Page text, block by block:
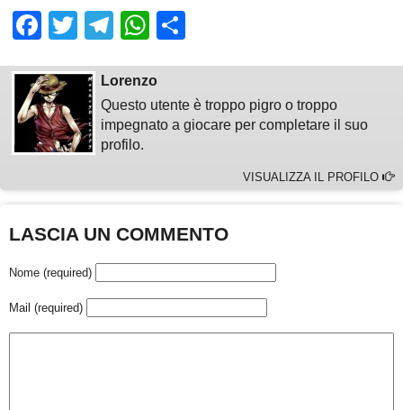
Facebook
TwitterTelegram
WhatsApp
Lorenzo
Questo utente è troppo pigro o troppo
impegnato a giocare per completare il suo
profilo.
VISUALIZZA IL PROFILO
LASCIA UN COMMENTO
Nome (required)
Mail (required)